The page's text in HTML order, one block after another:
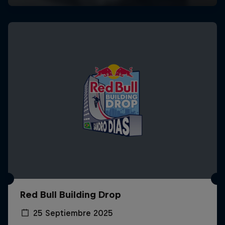
Red Bull Building Drop
25 Septiembre 2025